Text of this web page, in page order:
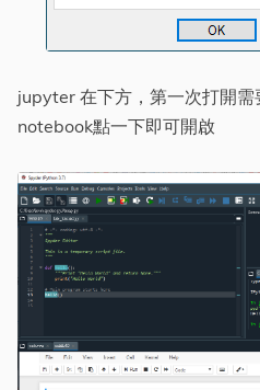
jupyter 在下方，第一次打開
notebook點一下即可開啟